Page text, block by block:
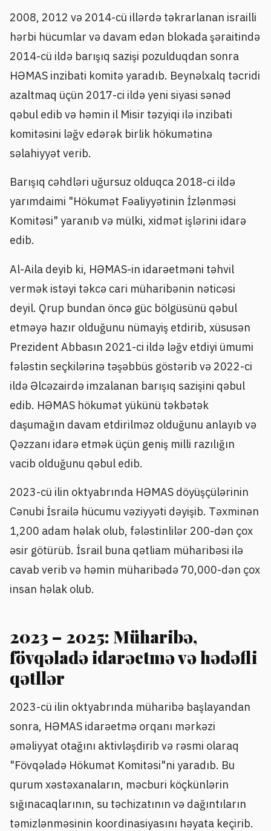
2008, 2012 və 2014-cü illərdə təkrarlanan israilli
hərbi hücumlar və davam edən blokada şəraitində
2014-cü ildə barışıq sazişi pozulduqdan sonra
HƏMAS inzibati komitə yaradıb. Beynəlxalq təcridi
azaltmaq üçün 2017-ci ildə yeni siyasi sənəd
qəbul edib və həmin il Misir təzyiqi ilə inzibati
komitəsini ləğv edərək birlik hökumətinə
səlahiyyət verib.
Barışıq cəhdləri uğursuz olduqca 2018-ci ildə
yarımdaimi "Hökumət Fəaliyyətinin İzlənməsi
Komitəsi" yaranıb və mülki, xidmət işlərini idarə
edib.
Al-Aila deyib ki, HƏMAS-in idarəetməni təhvil
vermək istəyi təkcə cari müharibənin nəticəsi
deyil. Qrup bundan öncə güc bölgüsünü qəbul
etməyə hazır olduğunu nümayiş etdirib, xüsusən
Prezident Abbasın 2021-ci ildə ləğv etdiyi ümumi
fələstin seçkilərinə təşəbbüs göstərib və 2022-ci
ildə Əlcəzairdə imzalanan barışıq sazişini qəbul
edib. HƏMAS hökumət yükünü təkbətək
daşumağın davam etdirilməz olduğunu anlayıb və
Qəzzanı idarə etmək üçün geniş milli razılığın
vacib olduğunu qəbul edib.
2023-cü ilin oktyabrında HƏMAS döyüşçülərinin
Cənubi İsrailə hücumu vəziyyəti dəyişib. Təxminən
1,200 adam həlak olub, fələstinlilər 200-dən çox
əsir götürüb. İsrail buna qətliam müharibəsi ilə
cavab verib və həmin müharibədə 70,000-dən çox
insan həlak olub.
2023 – 2025: Müharibə,
fövqəladə idarəetmə və hədəfli
qətllər
2023-cü ilin oktyabrında müharibə başlayandan
sonra, HƏMAS idarəetmə orqanı mərkəzi
əməliyyat otağını aktivləşdirib və rəsmi olaraq
"Fövqəladə Hökumət Komitəsi"ni yaradıb. Bu
qurum xəstəxanaların, məcburi köçkünlərin
sığınacaqlarının, su təchizatının və dağıntıların
təmizlənməsinin koordinasiyasını həyata keçirib.